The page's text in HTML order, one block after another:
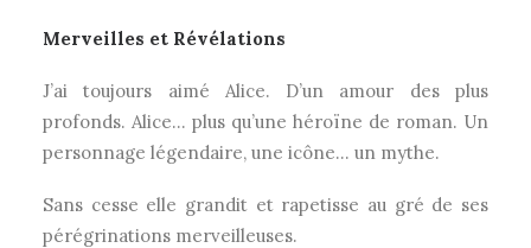
Merveilles et Révélations
J’ai toujours aimé Alice. D’un amour des plus
profonds. Alice… plus qu’une héroïne de roman. Un
personnage légendaire, une icône… un mythe.
Sans cesse elle grandit et rapetisse au gré de ses
pérégrinations merveilleuses.